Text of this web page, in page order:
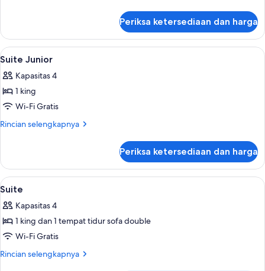
Suite
Junior
Periksa ketersediaan dan harga
Lihat
semua
foto
untuk
Suite
Junior
Seprai premium, tempat tidur Select
5
Suite Junior
Kapasitas 4
1 king
Wi-Fi Gratis
Rincian selengkapnya
Rincian
Suite
Junior
Periksa ketersediaan dan harga
Lihat
semua
foto
untuk
Suite
Seprai premium, tempat tidur Select
4
Suite
Kapasitas 4
1 king dan 1 tempat tidur sofa double
Wi-Fi Gratis
Rincian selengkapnya
Rincian